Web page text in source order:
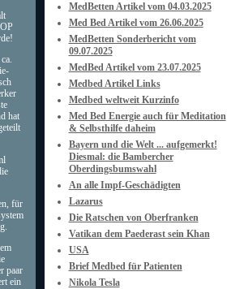
hat
für
paar
ein
MedBetten Artikel vom 04.03.2025
Med Bed Artikel vom 26.06.2025
MedBetten Sonderbericht vom
09.07.2025
MedBed Artikel vom 23.07.2025
Medbed Artikel Links
Medbed weltweit Kurzinfo
Med Bed Energie auch für Meditation
& Selbsthilfe daheim
Bayern und die Welt ... aufgemerkt!
Diesmal: die Bambercher
Oberdingsbumswahl
An alle Impf-Geschädigten
Lazarus
Die Ratschen von Oberfranken
Vatikan dem Paederast sein Khan
USA
Brief Medbed für Patienten
Nikola Tesla